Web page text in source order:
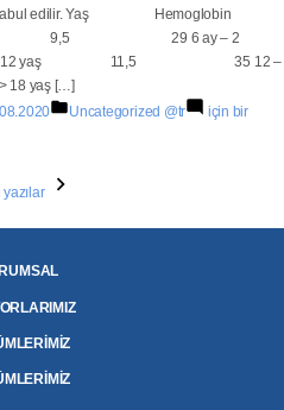
kabul edilir. Yaş Hemoglobin
6 ay 9,5 29 6 ay – 2
yaş 11,5 35 12 –
[…]
Uncategorized @tr
için bir